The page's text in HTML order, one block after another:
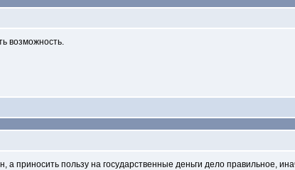
возможность.
а приносить пользу на государственные деньги дело правильное,